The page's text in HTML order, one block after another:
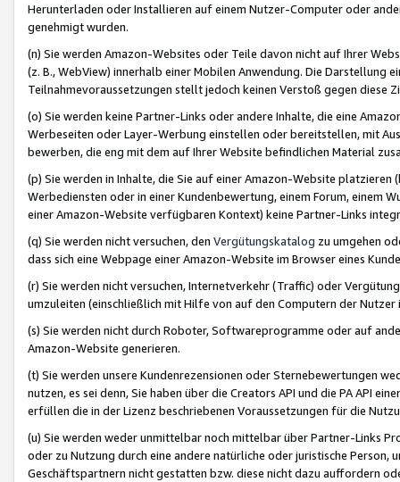
Herunterladen oder Installieren auf einem Nutzer-Computer oder
genehmigt wurden.
(n) Sie werden Amazon-Websites oder Teile davon nicht auf Ihrer
(z. B., WebView) innerhalb einer Mobilen Anwendung. Die Darstellung
Teilnahmevoraussetzungen stellt jedoch keinen Verstoß gegen diese
(o) Sie werden keine Partner-Links oder andere Inhalte, die eine
Werbeseiten oder Layer-Werbung einstellen oder bereitstellen, mit
bewerben, die eng mit dem auf Ihrer Website befindlichen Material
(p) Sie werden in Inhalte, die Sie auf einer Amazon-Website
Werbediensten oder in einer Kundenbewertung, einem Forum, einem
einer Amazon-Website verfügbaren Kontext) keine Partner-Links
(q) Sie werden nicht versuchen, den Vergütungskatalog zu umgehen
dass sich eine Webpage einer Amazon-Website im Browser eines
(r) Sie werden nicht versuchen, Internetverkehr (Traffic) oder
umzuleiten (einschließlich mit Hilfe von auf den Computern der
(s) Sie werden nicht durch Roboter, Softwareprogramme oder auf
Amazon-Website generieren.
(t) Sie werden unsere Kundenrezensionen oder Sternebewertungen
nutzen, es sei denn, Sie haben über die Creators API und die PA API
erfüllen die in der Lizenz beschriebenen Voraussetzungen für die
(u) Sie werden weder unmittelbar noch mittelbar über Partner-Links
oder zu Nutzung durch eine andere natürliche oder juristische
Geschäftspartnern nicht gestatten bzw. diese nicht dazu auffordern